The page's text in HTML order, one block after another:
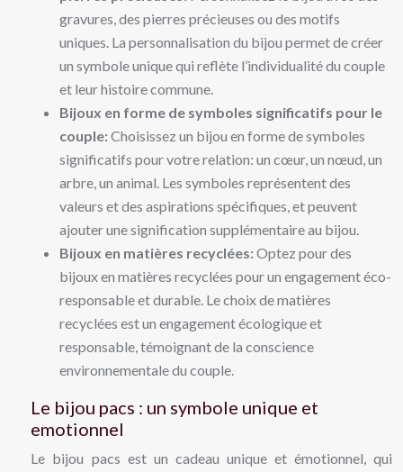
gravures, des pierres précieuses ou des motifs
uniques. La personnalisation du bijou permet de créer
un symbole unique qui reflète l’individualité du couple
et leur histoire commune.
Bijoux en forme de symboles significatifs pour le
couple:Choisissez un bijou en forme de symboles
significatifs pour votre relation: un cœur, un nœud, un
arbre, un animal. Les symboles représentent des
valeurs et des aspirations spécifiques, et peuvent
ajouter une signification supplémentaire au bijou.
Bijoux en matières recyclées:Optez pour des
bijoux en matières recyclées pour un engagement éco-
responsable et durable. Le choix de matières
recyclées est un engagement écologique et
responsable, témoignant de la conscience
environnementale du couple.
Le bijou pacs : un symbole unique et
emotionnel
Le bijou pacs est un cadeau unique et émotionnel, qui